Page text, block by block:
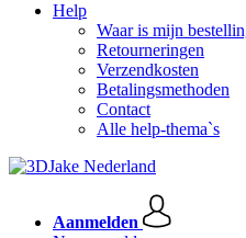
Help
Waar is mijn
Retourneringen
Verzendkosten
Betalingsmethoden
Contact
Alle help-thema`s
Aanmelden